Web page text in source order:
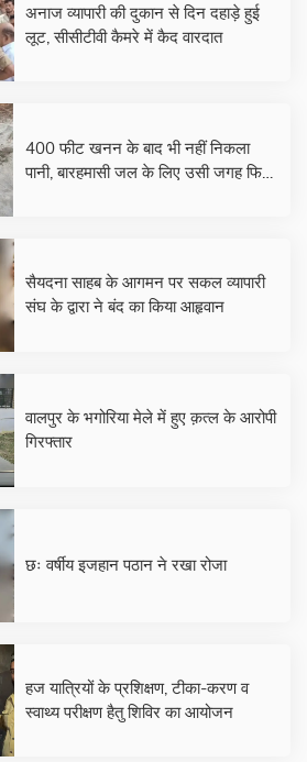
अनाज व्यापारी की दुकान से दिन दहाड़े हुई
लूट, सीसीटीवी कैमरे में कैद वारदात
400 फीट खनन के बाद भी नहीं निकला
पानी, बारहमासी जल के लिए उसी जगह फिर
सैयदना साहब के आगमन पर सकल व्यापारी
संघ के द्वारा ने बंद का किया आहृवान
वालपुर के भगोरिया मेले में हुए क़त्ल के आरोपी
गिरफ्तार
छः वर्षीय इजहान पठान ने रखा रोजा
हज यात्रियों के प्रशिक्षण, टीका-करण व
स्वाथ्य परीक्षण हैतु शिविर का आयोजन